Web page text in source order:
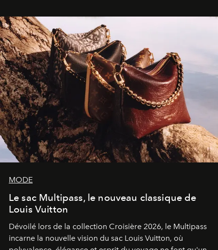
sculpture.
MODE
Le sac Multipass, le nouveau classique de
Louis Vuitton
Dévoilé lors de la collection Croisière 2026, le Multipass
incarne la nouvelle vision du sac Louis Vuitton, où